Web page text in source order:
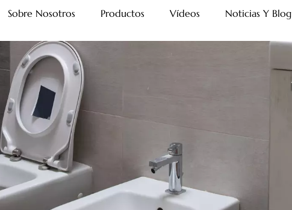
Sobre Nosotros Productos Vídeos Noticias Y Blog